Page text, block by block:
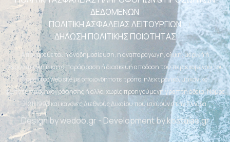
ΔΕΔΟΜΕΝΩΝ
ΠΟΛΙΤΙΚΗ ΑΣΦΑΛΕΙΑΣ ΛΕΙΤΟΥΡΓΙΩΝ
ΔΗΛΩΣΗ ΠΟΛΙΤΙΚΗΣ ΠΟΙΟΤΗΤΑΣ
Απαγορεύεται η αναδημοσίευση, η αναπαραγωγή, ολική, μερική ή
περιληπτική ή κατά παράφραση ή διασκευή απόδοση του περιεχομένου του
παρόντος web site με οποιονδήποτε τρόπο, ηλεκτρονικό, μηχανικό,
φωτοτυπικό, ηχογράφησης ή άλλο, χωρίς προηγούμενη γραπτή άδεια. Νόμος
2121/1993 και κανόνες Διεθνούς Δικαίου που ισχύουν στην Ελλάδα.
Design bywedoo.gr - Development bykostalas.gr